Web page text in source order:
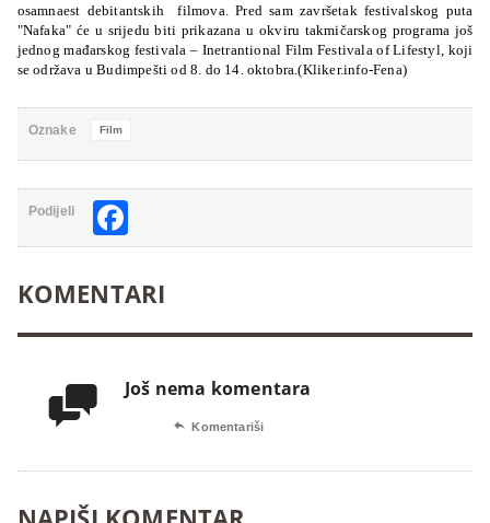
osamnaest debitantskih
filmova. Pred sam završetak festivalskog puta
"Nafaka" će u srijedu biti prikazana u okviru takmičarskog programa još
jednog mađarskog festivala – Inetrantional Film Festivala of Lifestyl, koji
se održava u Budimpešti od 8. do 14. oktobra.(Kliker.info-Fena)
Oznake Film
Podijeli
KOMENTARI
 Još nema komentara
 Komentariši